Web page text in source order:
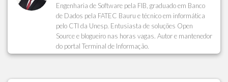
Engenharia de Software pela FIB, graduado em Banco
de Dados pela FATEC Bauru e técnico em informática
pelo CTI da Unesp. Entusiasta de soluções Open
Source e blogueiro nas horas vagas. Autor e mantenedor
do portal Terminal de Informação.